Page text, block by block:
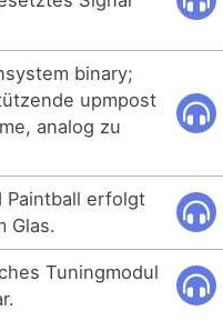
binary;
upmpost
analog zu
Paintball erfolgt
Glas.
Tuningmodul